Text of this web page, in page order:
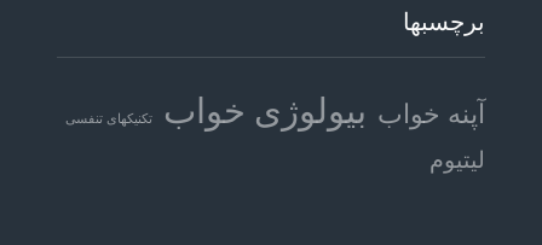
برچسبها
آپنه خواب بیولوژی خواب تکنیکهای تنفسی
لیتیوم